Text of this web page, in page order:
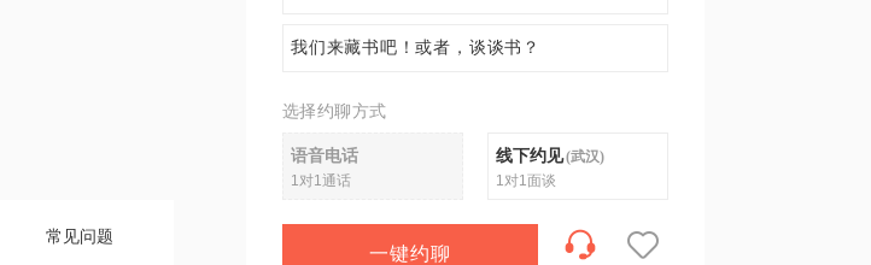
常见问题
我们来藏书吧！或者，谈谈书？
选择约聊方式
语音电话
1对1通话
线下约见(武汉)
1对1面谈
一键约聊